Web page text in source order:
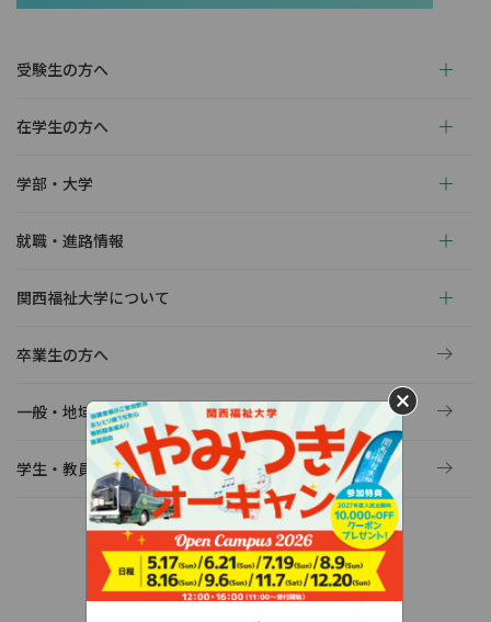
受験生の方へ
在学生の方へ
学部・大学
就職・進路情報
関西福祉大学について
卒業生の方へ
一般・地域の方へ
学生・教員の活動
〒678-0255 兵庫県赤穂市新田380-3